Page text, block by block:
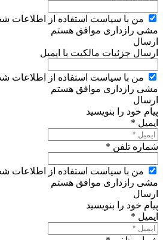
من با سیاست استفاده از
مشی رازداری موافق هستم
ارسال
ارسال جزئیات مالکیت با ایمیل
من با سیاست استفاده از
مشی رازداری موافق هستم
ارسال
پیام خود را بنویسید
ایمیل *
شماره تلفن *
من با سیاست استفاده از
مشی رازداری موافق هستم
ارسال
پیام خود را بنویسید
ایمیل *